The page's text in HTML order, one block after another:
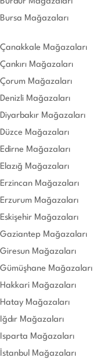
Bursa Mağazaları
Çanakkale Mağazaları
Çankırı Mağazaları
Çorum Mağazaları
Denizli Mağazaları
Diyarbakır Mağazaları
Düzce Mağazaları
Edirne Mağazaları
Elazığ Mağazaları
Erzincan Mağazaları
Erzurum Mağazaları
Eskişehir Mağazaları
Gaziantep Mağazaları
Giresun Mağazaları
Gümüşhane Mağazaları
Hakkari Mağazaları
Hatay Mağazaları
Iğdır Mağazaları
Isparta Mağazaları
İstanbul Mağazaları